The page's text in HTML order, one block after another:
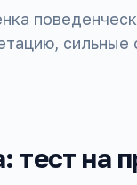
сильные
тест на